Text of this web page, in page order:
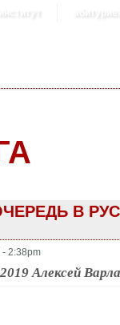
институт
В
2:38pm
Алексей